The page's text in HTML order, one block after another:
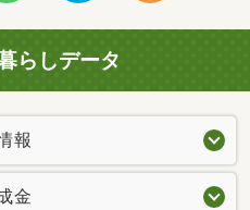
らしデータ
報
金